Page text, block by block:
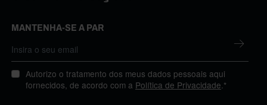
MANTENHA-SE A PAR
Autorizo o tratamento dos meus dados pessoais aqui
fornecidos, de acordo com a Política de Privacidade.*